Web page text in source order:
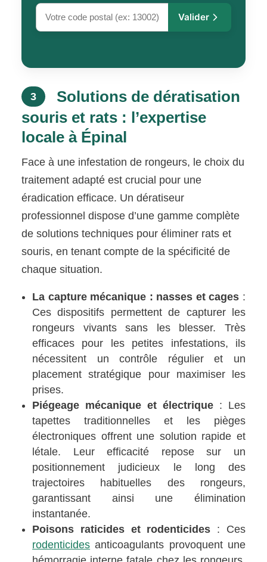
Valider
3
Solutions de dératisation
souris et rats : l’expertise
locale à Épinal
Face à une infestation de rongeurs, le choix du
traitement adapté est crucial pour une
éradication efficace. Un dératiseur
professionnel dispose d’une gamme complète
de solutions techniques pour éliminer rats et
souris, en tenant compte de la spécificité de
chaque situation.
La capture mécanique : nasses et cages :
Ces dispositifs permettent de capturer les
rongeurs vivants sans les blesser. Très
efficaces pour les petites infestations, ils
nécessitent un contrôle régulier et un
placement stratégique pour maximiser les
prises.
Piégeage mécanique et électrique: Les
tapettes traditionnelles et les pièges
électroniques offrent une solution rapide et
létale. Leur efficacité repose sur un
positionnement judicieux le long des
trajectoires habituelles des rongeurs,
garantissant ainsi une élimination
instantanée.
Poisons raticides et rodenticides : Ces
rodenticides anticoagulants provoquent une